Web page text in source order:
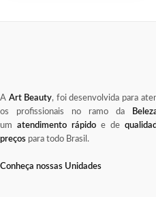
A Art Beauty, foi desenvolvida para
os profissionais no ramo da
um atendimento rápido e de
preços para todo Brasil.
Conheça nossas Unidades